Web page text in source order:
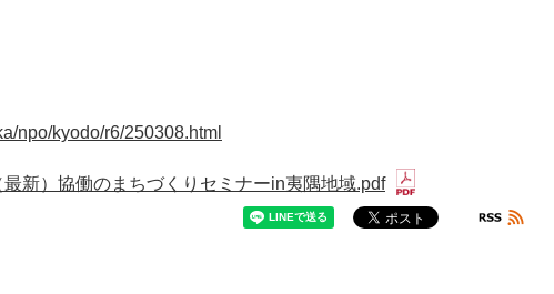
npo/kyodo/r6/250308.html
最新）協働のまちづくりセミナーin夷隅地域.pdf